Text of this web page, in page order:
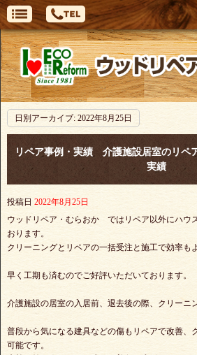
日別アーカイブ: 2022年8月25日
リペア事例・実績 介護施設居室のリペ
実績
投稿日 2022年8月25日
ウッドリペア・むらおか ではリペア以外にハウ
おります。
クリーニングとリペアの一括受注と施工で効率も
早く工期も済むのでご好評いただいております。
介護施設の居室の入居前、退去後の際、クリーニ
普段から気になる建具などの傷もリペアで改善、
可能です。